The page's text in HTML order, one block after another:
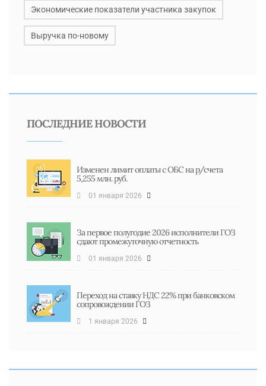
Экономические показатели участника закупок
Выручка по-новому
ПОСЛЕДНИЕ НОВОСТИ
Изменен лимит оплаты с ОБС на р/счета
5,255 млн. руб.
01 января 2026
За первое полугодие 2026 исполнители ГОЗ
сдают промежуточную отчетность
01 января 2026
Переход на ставку НДС 22% при банковском
сопровождении ГОЗ
1 января 2026